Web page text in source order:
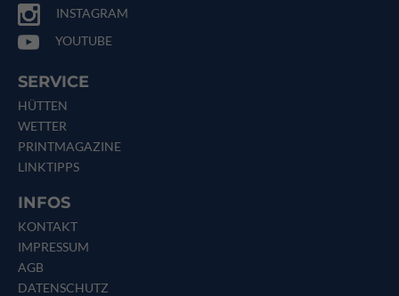
INSTAGRAM
YOUTUBE
SERVICE
HÜTTEN
WETTER
PRINTMAGAZINE
LINKTIPPS
INFOS
KONTAKT
IMPRESSUM
AGB
DATENSCHUTZ